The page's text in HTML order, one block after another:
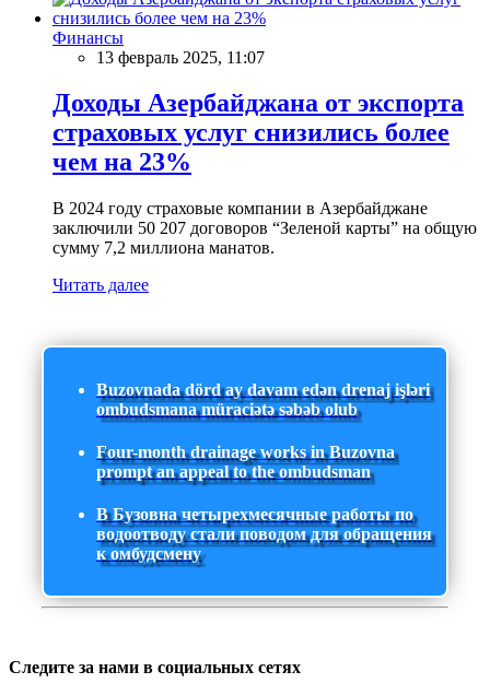
Финансы
13 февраль 2025, 11:07
Доходы Азербайджана от экспорта
страховых услуг снизились более
чем на 23%
В 2024 году страховые компании в Азербайджане
заключили 50 207 договоров “Зеленой карты” на общую
сумму 7,2 миллиона манатов.
Читать далее
Buzovnada dörd ay davam edən drenaj işləri
ombudsmana müraciətə səbəb olub
Four-month drainage works in Buzovna
prompt an appeal to the ombudsman
В Бузовна четырехмесячные работы по
водоотводу стали поводом для обращения
к омбудсмену
Следите за нами в социальных сетях